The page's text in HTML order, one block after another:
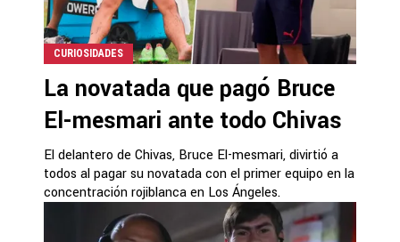
CURIOSIDADES
La novatada que pagó Bruce
El-mesmari ante todo Chivas
El delantero de Chivas, Bruce El-mesmari, divirtió a
todos al pagar su novatada con el primer equipo en la
concentración rojiblanca en Los Ángeles.